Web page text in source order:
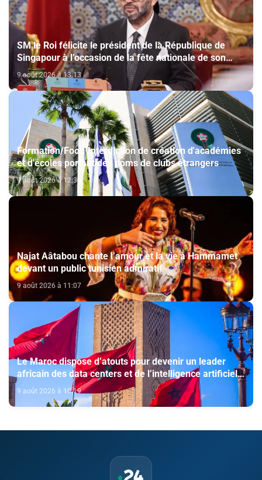
SM le Roi félicite le président de la République de
Singapour à l’occasion de la fête nationale de son
pays
9 août 2026 à 13:13
Formation/Foot: Interdiction de création d'académies
et d'écoles portant des noms de clubs étrangers
9 août 2026 à 12:36
Najat Aâtabou chante l’amour et la vie à Hammamet
devant un public tunisien admiratif
9 août 2026 à 11:07
Le Maroc dispose d’atouts pour devenir un leader
africain des data centers et de l’intelligence artificielle
(The conversation)
9 août 2026 à 10:19